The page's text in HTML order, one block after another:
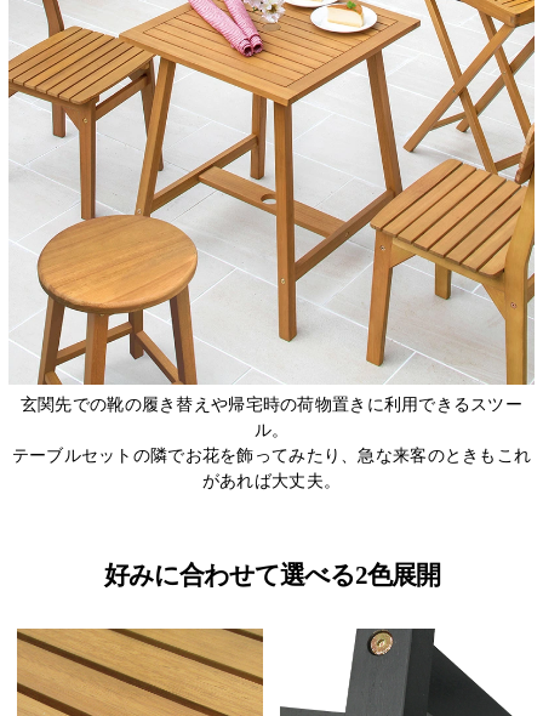
玄関先での靴の履き替えや帰宅時の荷物置きに利用できるスツー
ル。
テーブルセットの隣でお花を飾ってみたり、急な来客のときもこれ
があれば大丈夫。
好みに合わせて選べる2色展開